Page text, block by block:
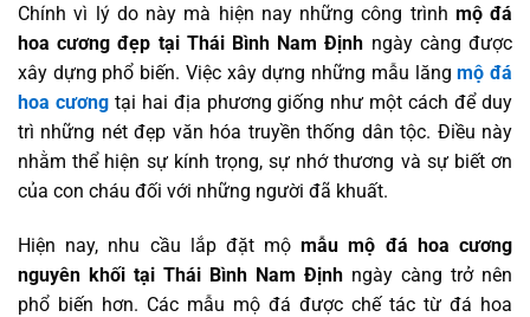
Chính vì lý do này mà hiện nay những công trình mộ đá
hoa cương đẹp tại Thái Bình Nam Định ngày càng được
xây dựng phổ biến. Việc xây dựng những mẫu lăngmộ đá
hoa cươngtại hai địa phương giống như một cách để duy
trì những nét đẹp văn hóa truyền thống dân tộc. Điều này
nhằm thể hiện sự kính trọng, sự nhớ thương và sự biết ơn
của con cháu đối với những người đã khuất.
Hiện nay, nhu cầu lắp đặt mộmẫu mộ đá hoa cương
nguyên khối tại Thái Bình Nam Định ngày càng trở nên
phổ biến hơn. Các mẫu mộ đá được chế tác từ đá hoa